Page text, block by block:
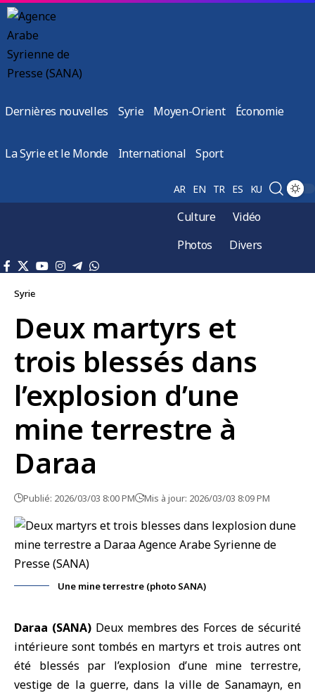
Dernières nouvelles Syrie Moyen-Orient Économie
La Syrie et le Monde International Sport
AR EN TR ES KU
Culture
Vidéo
Photos
Divers
Syrie
Deux martyrs et
trois blessés dans
l’explosion d’une
mine terrestre à
Daraa
Publié: 2026/03/03 8:00 PM Mis à jour: 2026/03/03 8:09 PM
Une mine terrestre (photo SANA)
Daraa (SANA) Deux membres des Forces de sécurité
intérieure sont tombés en martyrs et trois autres ont
été blessés par l’explosion d’une mine terrestre,
vestige de la guerre, dans la ville de Sanamayn, en